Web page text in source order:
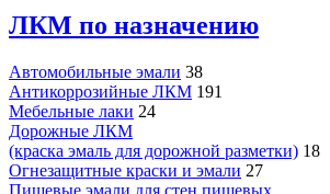
ЛКМ по назначению
Автомобильные эмали 38
Антикоррозийные ЛКМ 191
Мебельные лаки 24
Дорожные ЛКМ
(краска эмаль для дорожной разметки) 18
Огнезащитные краски и эмали 27
Пищевые эмали для стен пищевых